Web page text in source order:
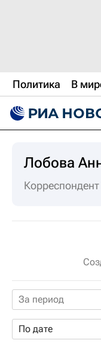
Политика В
Лобова
За период
По дате